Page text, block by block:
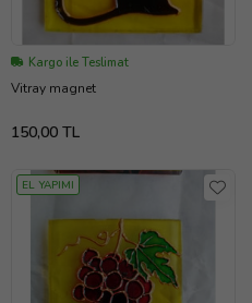
Kargo ile Teslimat
Vitray magnet
150,00 TL
EL YAPIMI